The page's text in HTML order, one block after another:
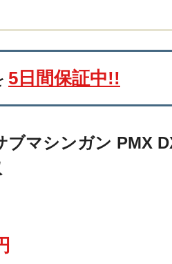
5日間保証中!!
マシンガン PMX